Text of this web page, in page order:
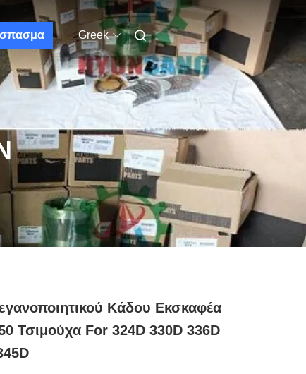
Greek
Κάδου Εκσκαφέα
Τσιμούχα For 324D 330D 336D